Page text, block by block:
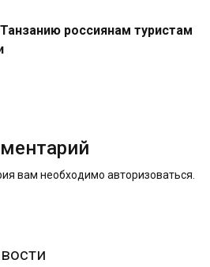
россиянам туристам
вам необходимо авторизоваться.